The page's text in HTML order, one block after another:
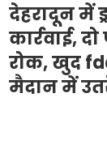
देहरादून में
कार्रवाई,
रोक, खुद
मैदान में